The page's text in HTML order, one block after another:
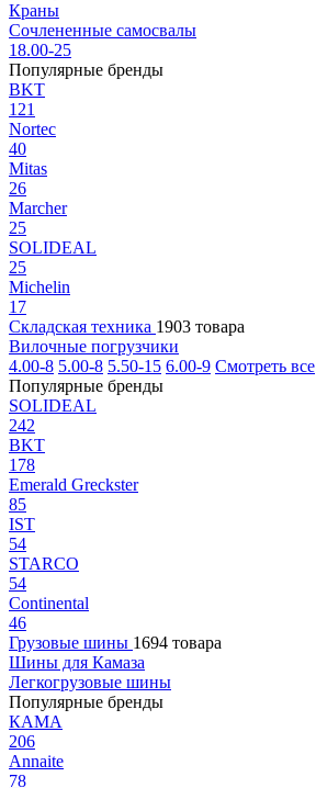
Краны
Сочлененные самосвалы
18.00-25
Популярные бренды
BKT
121
Nortec
40
Mitas
26
Marcher
25
SOLIDEAL
25
Michelin
17
Складская техника 1903 товара
Вилочные погрузчики
4.00-8 5.00-8 5.50-15 6.00-9 Смотреть все
Популярные бренды
SOLIDEAL
242
BKT
178
Emerald Greckster
85
IST
54
STARCO
54
Continental
46
Грузовые шины 1694 товара
Шины для Камаза
Легкогрузовые шины
Популярные бренды
КАМА
206
Annaite
78